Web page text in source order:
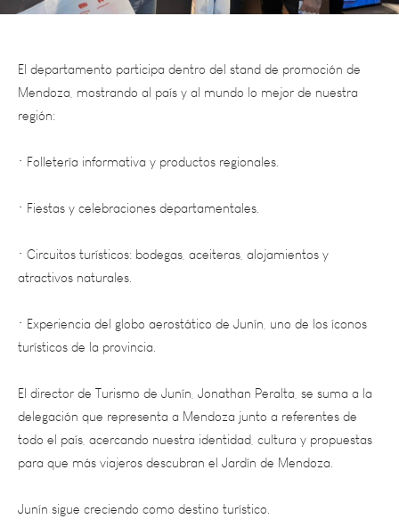
El departamento participa dentro del stand de promoción de
Mendoza, mostrando al país y al mundo lo mejor de nuestra
región:
• Folletería informativa y productos regionales.
• Fiestas y celebraciones departamentales.
• Circuitos turísticos: bodegas, aceiteras, alojamientos y
atractivos naturales.
• Experiencia del globo aerostático de Junín, uno de los íconos
turísticos de la provincia.
El director de Turismo de Junín, Jonathan Peralta, se suma a la
delegación que representa a Mendoza junto a referentes de
todo el país, acercando nuestra identidad, cultura y propuestas
para que más viajeros descubran el Jardín de Mendoza.
Junín sigue creciendo como destino turístico.